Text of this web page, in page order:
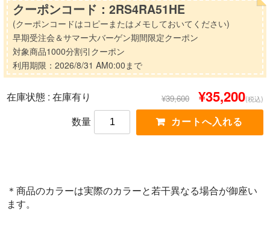
クーポンコード：2RS4RA51HE
(クーポンコードはコピーまたはメモしておいてください)
早期受注会＆サマー大バーゲン期間限定クーポン
対象商品1000分割引クーポン
利用期限：2026/8/31 AM0:00まで
在庫状態 :在庫有り ¥39,600 ¥35,200(税込)
数量
＊商品のカラーは実際のカラーと若干異なる場合が御座い
ます。